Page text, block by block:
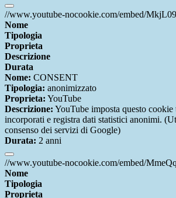
//www.youtube-nocookie.com/embed/
Nome
Tipologia
Proprieta
Descrizione
Durata
Nome: CONSENT
Tipologia: anonimizzato
Proprieta: YouTube
Descrizione: YouTube imposta questo
incorporati e registra dati statistici anonimi.
consenso dei servizi di Google)
Durata: 2 anni
//www.youtube-nocookie.com/embed/
Nome
Tipologia
Proprieta